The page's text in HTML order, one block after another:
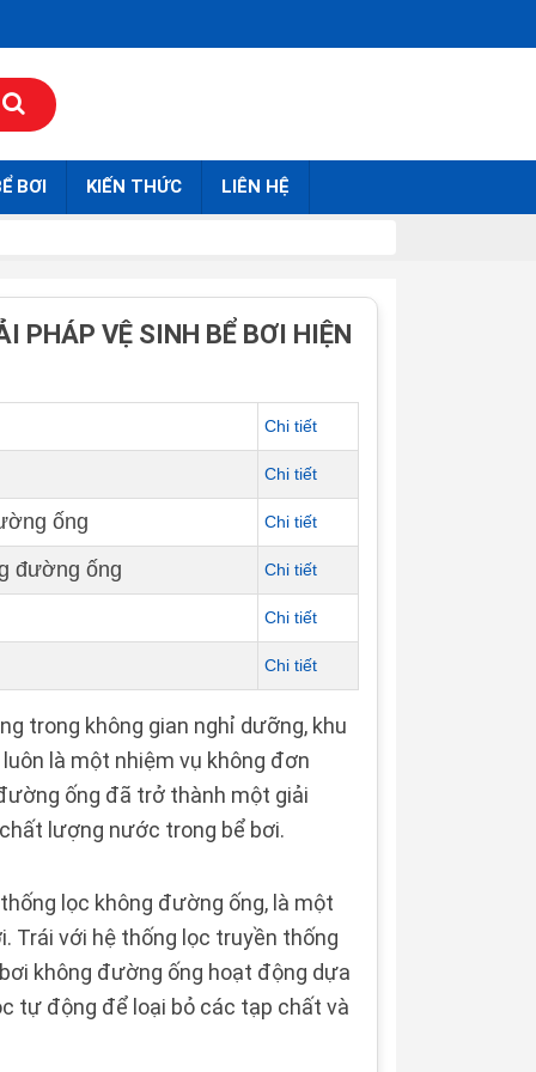
BƠI KIẾN THỨC LIÊN HỆ
PHÁP VỆ SINH BỂ BƠI HIỆN
Chi tiết
Chi tiết
ống Chi tiết
đường ống Chi tiết
Chi tiết
Chi tiết
trong không gian nghỉ dưỡng, khu
là một nhiệm vụ không đơn
ống đã trở thành một giải
lượng nước trong bể bơi.
lọc không đường ống, là một
Trái với hệ thống lọc truyền thống
không đường ống hoạt động dựa
tự động để loại bỏ các tạp chất và